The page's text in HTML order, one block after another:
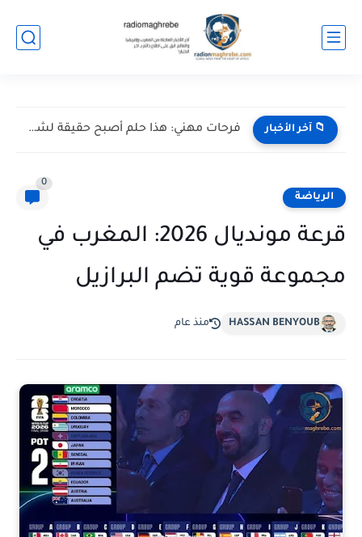
📁 آخر الأخبار فرحات مهني: هذا حلم أصبح حقيقة لشعب القبائل بأكمله
الرياضة
0
قرعة مونديال 2026: المغرب في
مجموعة قوية تضم البرازيل
HASSAN BENYOUB منذ عام